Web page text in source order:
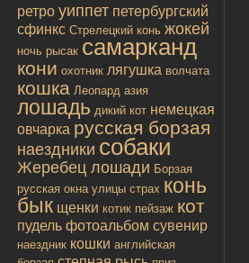
ретро уиппет петербургский
сфинкс Стрелецкий конь жокей
ночь рысак самарканд
кони охотник лягушка волчата
кошка Леопард азия
лошадь дикий кот немецкая
овчарка русская борзая
наездники собаки
Жеребец лошади Борзая
русская окна улицы страх конь
бык щенки котик пейзаж кот
пудель фотоальбом сувенир
наездник кошки английская